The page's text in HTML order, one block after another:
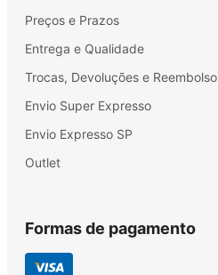
Preços e Prazos
Entrega e Qualidade
Trocas, Devoluções e Reembolso
Envio Super Expresso
Envio Expresso SP
Outlet
Formas de pagamento